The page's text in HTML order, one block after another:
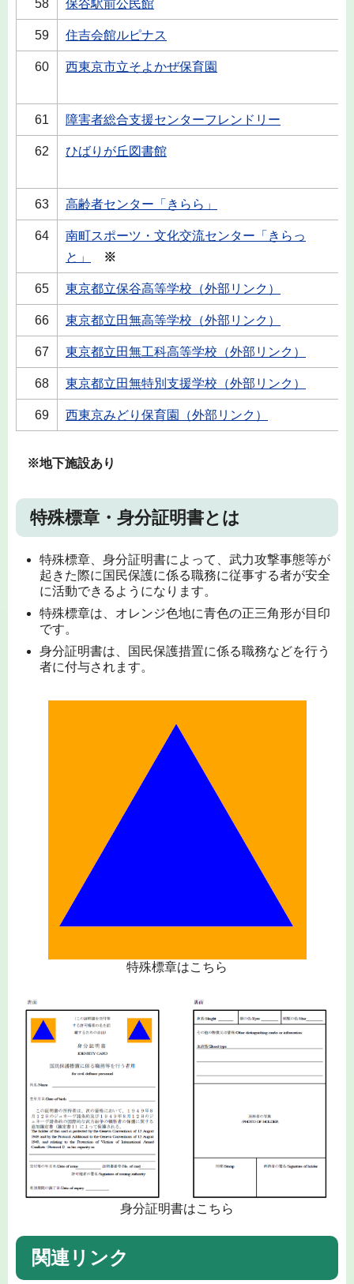
58 保谷駅前公民館
59 住吉会館ルピナス
60 西東京市立そよかぜ保育園
61 障害者総合支援センターフレンドリー
62 ひばりが丘図書館
63 高齢者センター「きらら」
64
南町スポーツ・文化交流センター「きらっ
と」
※
65 東京都立保谷高等学校（外部リンク）
66 東京都立田無高等学校（外部リンク）
67 東京都立田無工科高等学校（外部リンク）
68 東京都立田無特別支援学校（外部リンク）
69 西東京みどり保育園（外部リンク）
※地下施設あり
特殊標章・身分証明書とは
特殊標章、身分証明書によって、武力攻撃事態等が
起きた際に国民保護に係る職務に従事する者が安全
に活動できるようになります。
特殊標章は、オレンジ色地に青色の正三角形が目印
です。
身分証明書は、国民保護措置に係る職務などを行う
者に付与されます。
特殊標章はこちら
身分証明書はこちら
関連リンク